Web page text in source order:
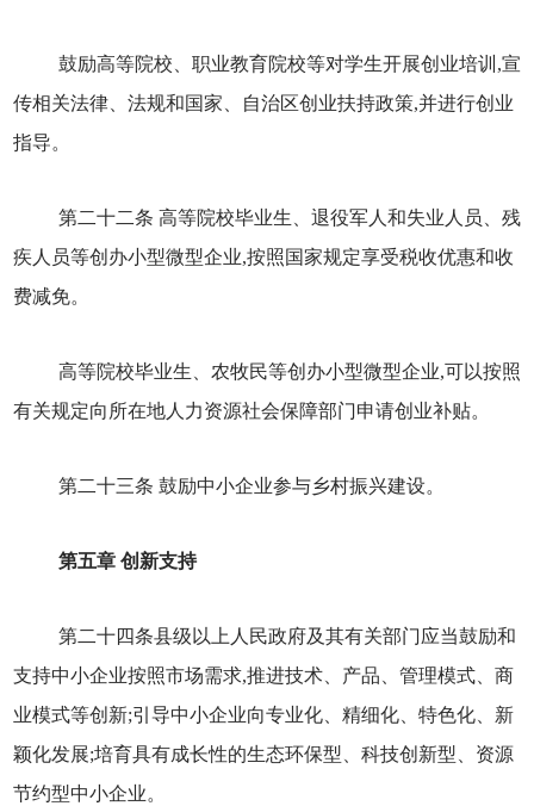
鼓励高等院校、职业教育院校等对学生开展创业培训,宣
传相关法律、法规和国家、自治区创业扶持政策,并进行创业
指导。
第二十二条 高等院校毕业生、退役军人和失业人员、残
疾人员等创办小型微型企业,按照国家规定享受税收优惠和收
费减免。
高等院校毕业生、农牧民等创办小型微型企业,可以按照
有关规定向所在地人力资源社会保障部门申请创业补贴。
第二十三条 鼓励中小企业参与乡村振兴建设。
第五章 创新支持
第二十四条县级以上人民政府及其有关部门应当鼓励和
支持中小企业按照市场需求,推进技术、产品、管理模式、商
业模式等创新;引导中小企业向专业化、精细化、特色化、新
颖化发展;培育具有成长性的生态环保型、科技创新型、资源
节约型中小企业。